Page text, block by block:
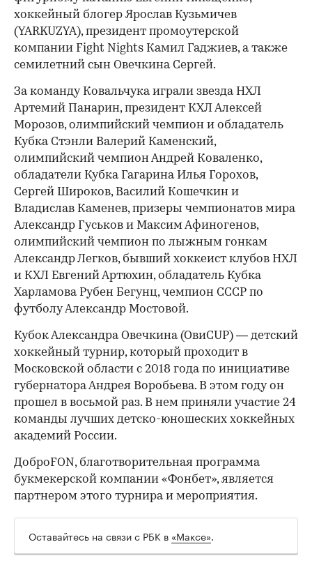
хоккейный блогер Ярослав Кузьмичев
(YARKUZYA), президент промоутерской
компании Fight Nights Камил Гаджиев, а также
семилетний сын Овечкина Сергей.
За команду Ковальчука играли звезда НХЛ
Артемий Панарин, президент КХЛ Алексей
Морозов, олимпийский чемпион и обладатель
Кубка Стэнли Валерий Каменский,
олимпийский чемпион Андрей Коваленко,
обладатели Кубка Гагарина Илья Горохов,
Сергей Широков, Василий Кошечкин и
Владислав Каменев, призеры чемпионатов мира
Александр Гуськов и Максим Афиногенов,
олимпийский чемпион по лыжным гонкам
Александр Легков, бывший хоккеист клубов НХЛ
и КХЛ Евгений Артюхин, обладатель Кубка
Харламова Рубен Бегунц, чемпион СССР по
футболу Александр Мостовой.
Кубок Александра Овечкина (ОвиCUP) — детский
хоккейный турнир, который проходит в
Московской области с 2018 года по инициативе
губернатора Андрея Воробьева. В этом году он
прошел в восьмой раз. В нем приняли участие 24
команды лучших детско-юношеских хоккейных
академий России.
ДоброFON, благотворительная программа
букмекерской компании «Фонбет», является
партнером этого турнира и мероприятия.
Оставайтесь на связи с РБК в «Максе».